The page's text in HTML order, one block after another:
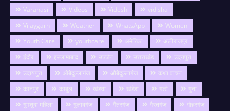
Varanasi
Videos Videsh
vidisha
Vijaygarh
Weather WhatsApp
Women
Youth Care
youthcare अमेरिका
अलीराजपुर
इंदौर
इस्लामाबाद उज्जैन उत्तराखंड
उदयपुरा
उदायपुरा
ओबेदुल्लागंज औबेदुल्लागंज
कथा वाचन
कानपुर
काबुल खंडवा खंडेरा गङी
गुना
गुमशुदा महिला
गुलाबगंज गैतरगंज गैरतगंज
गोहरगंज